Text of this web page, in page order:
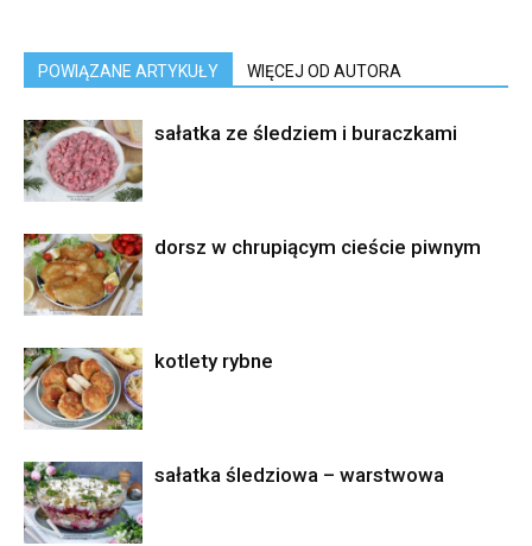
POWIĄZANE ARTYKUŁY WIĘCEJ OD AUTORA
sałatka ze śledziem i buraczkami
dorsz w chrupiącym cieście piwnym
kotlety rybne
sałatka śledziowa – warstwowa